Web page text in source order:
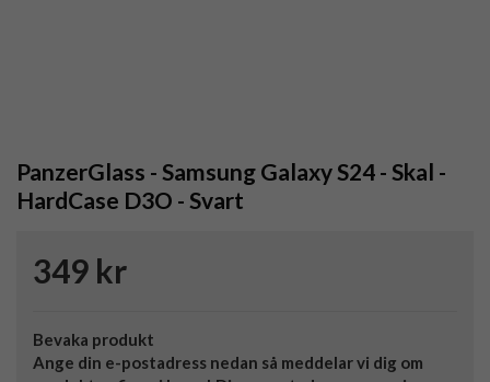
PanzerGlass - Samsung Galaxy S24 - Skal -
HardCase D3O - Svart
349 kr
Bevaka produkt
Ange din e-postadress nedan så meddelar vi dig om